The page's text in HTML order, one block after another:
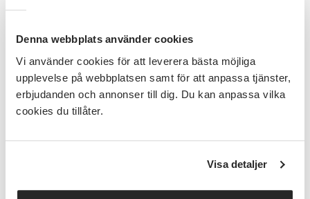
Denna webbplats använder cookies
Vi använder cookies för att leverera bästa möjliga
upplevelse på webbplatsen samt för att anpassa tjänster,
erbjudanden och annonser till dig. Du kan anpassa vilka
cookies du tillåter.
Visa detaljer
Studiematerial
om aktier" som du får vid första träffen.
Schema
Intro och kapitel 1 i kursboken "Allt du behöver veta
om aktier" Kapitel 2 och 3 Kapitel 4 och 5 Kapitel 6